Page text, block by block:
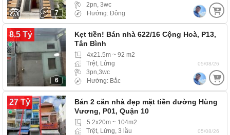
7
2pn, 3wc
Hướng: Đông
8.5 Tỷ
6
Kẹt tiền! Bán nhà 622/16 Cộng Hoà, P13,
Tân Bình
4x21.5m ~ 92 m2
Trệt, Lửng
3pn,3wc
Hướng: Bắc
05/08/26
27 Tỷ
Bán 2 căn nhà đẹp mặt tiền đường Hùng
Vương, P01, Quận 10
5.2x20m ~ 104m2
Trệt, Lửng, 3 lầu
05/08/26